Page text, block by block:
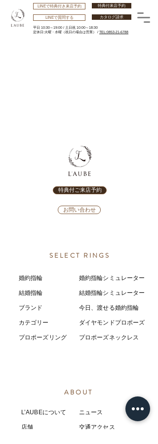
特典付来店予約
LINEで特典付き来店予約
カタログ請求
平日 10:30～19:00 / 土日祝 10:00～18:30
​定休日:火曜・水曜 （祝日の場合は営業） / TEL:0853-21-6788
LINEで質問する
特典付ご来店予約
お問い合わせ
SELECT RINGS
婚約指輪
結婚指輪
ブランド
カテゴリー
プロポーズリング
婚約指輪シミュレーター
結婚指輪シミ ュレーター
今日、渡せる婚約指輪
ダイヤモンドプロポーズ
プロポーズネックレス
ABOUT
L’AUBEについて
店舗
​ニュース
​交通アクセス